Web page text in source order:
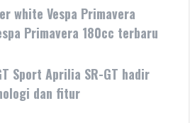
white Vespa Primavera
Primavera 180cc terbaru
Sport Aprilia SR-GT hadir
dan fitur